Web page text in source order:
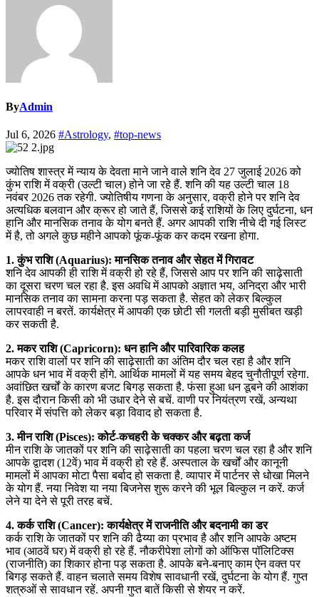
ByAdmin
Jul 6, 2026 #Astrology, #top-news
ज्योतिष शास्त्र में न्याय के देवता माने जाने वाले शनि देव 27 जुलाई 2026 को
कुंभ राशि में वक्री (उल्टी चाल) होने जा रहे हैं. शनि की यह उल्टी चाल 18
नवंबर 2026 तक रहेगी. ज्योतिषीय गणना के अनुसार, वक्री होने पर शनि देव
अत्यधिक बलवान और क्रूर हो जाते हैं, जिससे कई राशियों के लिए दुर्घटना, धन
हानि और मानसिक तनाव के योग बनते हैं. अगर आपकी राशि नीचे दी गई लिस्ट
में है, तो अगले कुछ महीने आपको फूंक-फूंक कर कदम रखना होगा.
1. कुंभ राशि (Aquarius): मानसिक तनाव और सेहत में गिरावट
शनि देव आपकी ही राशि में वक्री हो रहे हैं, जिससे आप पर शनि की साढ़ेसाती
का दूसरा चरण चल रहा है. इस अवधि में आपको अज्ञात भय, अनिद्रा और भारी
मानसिक तनाव का सामना करना पड़ सकता है. सेहत को लेकर बिल्कुल
लापरवाही न बरतें. कार्यक्षेत्र में आपकी एक छोटी सी गलती बड़ी मुसीबत खड़ी
कर सकती है.
2. मकर राशि (Capricorn): धन हानि और पारिवारिक कलह
मकर राशि वालों पर शनि की साढ़ेसाती का अंतिम दौर चल रहा है और शनि
आपके धन भाव में वक्री होंगे. आर्थिक मामलों में यह समय बेहद चुनौतीपूर्ण रहेगा.
अवांछित खर्चों के कारण बजट बिगड़ सकता है. फंसा हुआ धन डूबने की आशंका
है. इस दौरान किसी को भी उधार देने से बचें. वाणी पर नियंत्रण रखें, अन्यथा
परिवार में संपत्ति को लेकर बड़ा विवाद हो सकता है.
3. मीन राशि (Pisces): कोर्ट-कचहरी के चक्कर और बढ़ता कर्ज
मीन राशि के जातकों पर शनि की साढ़ेसाती का पहला चरण चल रहा है और शनि
आपके द्वादश (12वें) भाव में वक्री हो रहे हैं. अस्पताल के खर्चों और कानूनी
मामलों में आपका मोटा पैसा बर्बाद हो सकता है. व्यापार में पार्टनर से धोखा मिलने
के योग हैं. नया निवेश या नया बिजनेस शुरू करने की भूल बिल्कुल न करें. कर्ज
लेने या देने से पूरी तरह बचें.
4. कर्क राशि (Cancer): कार्यक्षेत्र में राजनीति और बदनामी का डर
कर्क राशि के जातकों पर शनि की ढैय्या का प्रभाव है और शनि आपके अष्टम
भाव (आठवें घर) में वक्री हो रहे हैं. नौकरीपेशा लोगों को ऑफिस पॉलिटिक्स
(राजनीति) का शिकार होना पड़ सकता है. आपके बने-बनाए काम ऐन वक्त पर
बिगड़ सकते हैं. वाहन चलाते समय विशेष सावधानी रखें, दुर्घटना के योग हैं. गुप्त
शत्रुओं से सावधान रहें. अपनी गुप्त बातें किसी से शेयर न करें.